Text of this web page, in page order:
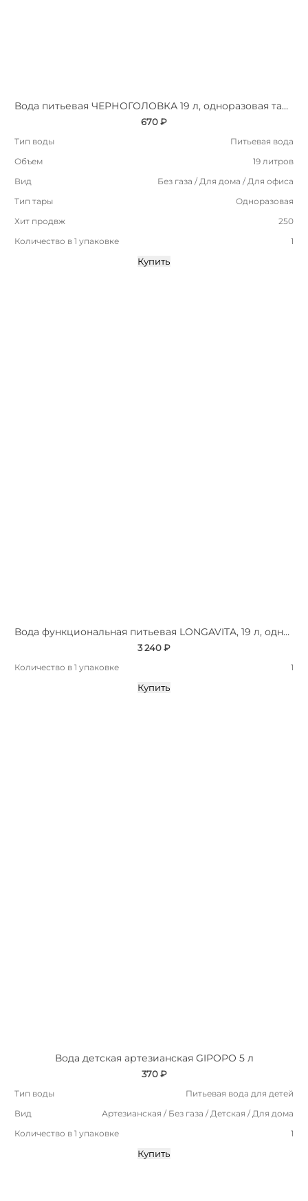
Вода питьевая ЧЕРНОГОЛОВКА 19 л, одноразовая тара
670 ₽
Тип воды
Питьевая вода
Объем
19 литров
Вид
Без газа / Для дома / Для офиса
Тип тары
Одноразовая
Хит продвж
250
Количество в 1 упаковке
1
Купить
Вода функциональная питьевая LONGAVITA, 19 л, одноразовая тара
3 240 ₽
Количество в 1 упаковке 1
Купить
Вода детская артезианская GIPOPO 5 л
370 ₽
Тип воды
Питьевая вода для детей
Вид
Артезианская / Без газа / Детская / Для дома
Количество в 1 упаковке
1
Купить